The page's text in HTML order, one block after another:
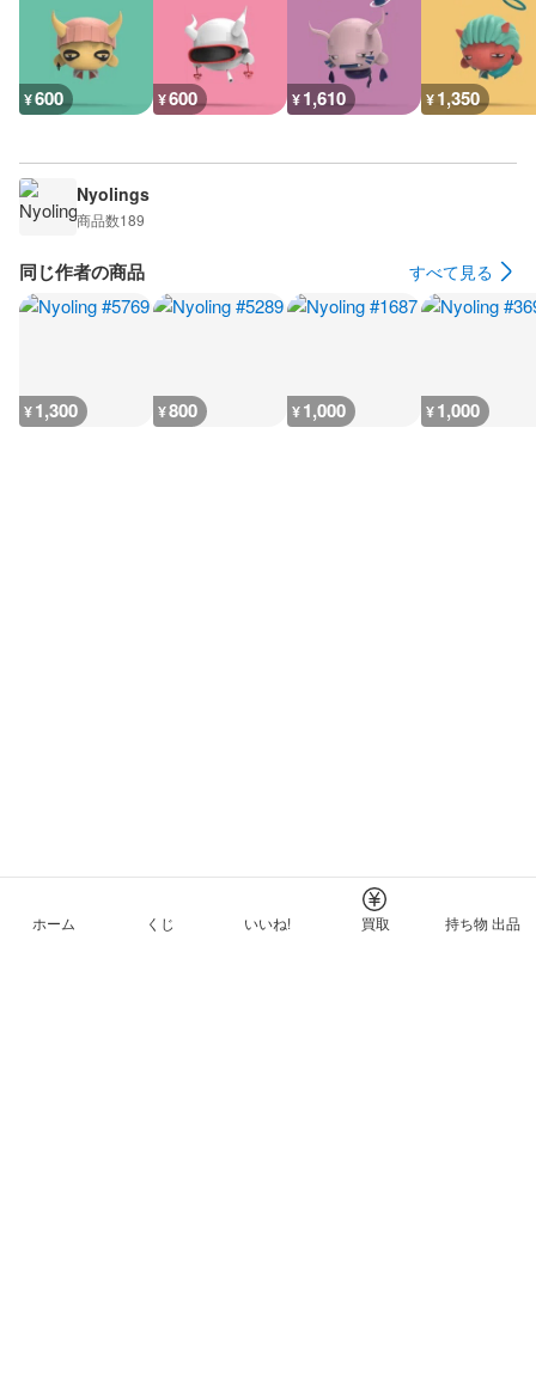
¥600 ¥600 ¥1,610 ¥1,350
Nyolings
商品数189
同じ作者の商品 すべて見る
¥1,300 ¥800 ¥1,000 ¥1,000
ホーム くじ いいね! 買取 持ち物 出品